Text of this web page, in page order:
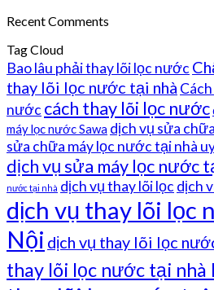
Recent Comments
Tag Cloud
Bao lâu phải thay lõi lọc nước
thay lõi lọc nước tại nhà
nước cách thay lõi lọc nước
máy lọc nước Sawa dịch vụ sửa
sửa chữa máy lọc nước tại nhà
dịch vụ sửa máy lọc nước
nước tại nhà dịch vụ thay lõi lọc dịch
dịch vụ thay lõi lọc
Nội dịch vụ thay lõi lọc
thay lõi lọc nước tại nhà